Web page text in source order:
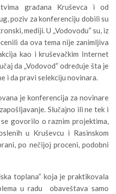
građana Kruševca i od
poziv za konferenciju dobili su
mediji. U „Vodovodu“ su, iz
da ova tema nije zanimljiva
kao i kruševačkim Internet
da „Vodovod“ određuje šta je
i da pravi selekciju novinara.
je konferencija za novinare
Slučajno ili ne tek i
govorilo o raznim projektima,
u Kruševcu i Rasinskom
po nečijoj proceni, podobni
toplana“ koja je praktikovala
u radu obaveštava samo